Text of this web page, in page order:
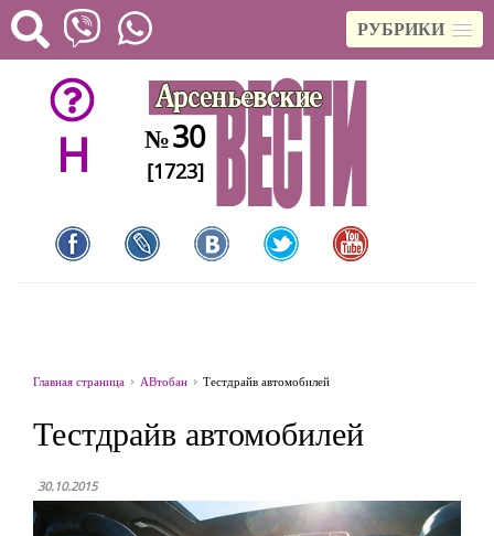
РУБРИКИ
H №30
[1723]
Главная страница АВтобан Тестдрайв автомобилей
Тестдрайв автомобилей
30.10.2015